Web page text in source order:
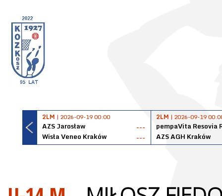
2LM | 2026-09-19 00:00
AZS Jarosław
---
Wisła Veneo Kraków
---
2LM | 2026-09-19
pempaVita Resovia
AZS AGH Kraków